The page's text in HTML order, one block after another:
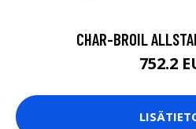
CHAR-BROIL
752.2